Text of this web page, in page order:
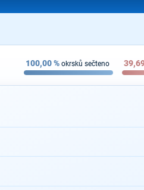
100,00% okrsků sečteno